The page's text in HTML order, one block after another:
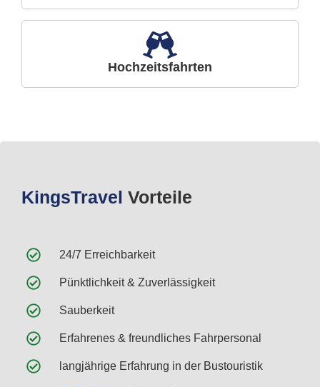
Hochzeitsfahrten
KingsTravel Vorteile
24/7 Erreichbarkeit
Pünktlichkeit & Zuverlässigkeit
Sauberkeit
Erfahrenes & freundliches Fahrpersonal
langjährige Erfahrung in der Bustouristik